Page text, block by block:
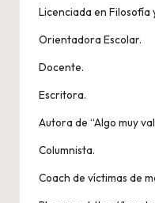
Licenciada en Filosofía
Orientadora Escolar.
Docente.
Escritora.
Autora de “Algo muy
Columnista.
Coach de víctimas de